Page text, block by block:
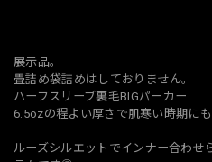
展示品。
畳詰め袋詰めはしておりません。
ハーフスリーブ裏毛BIGパーカー
6.5ozの程よい厚さで肌寒い時期に
ルーズシルエットでインナー合わせ